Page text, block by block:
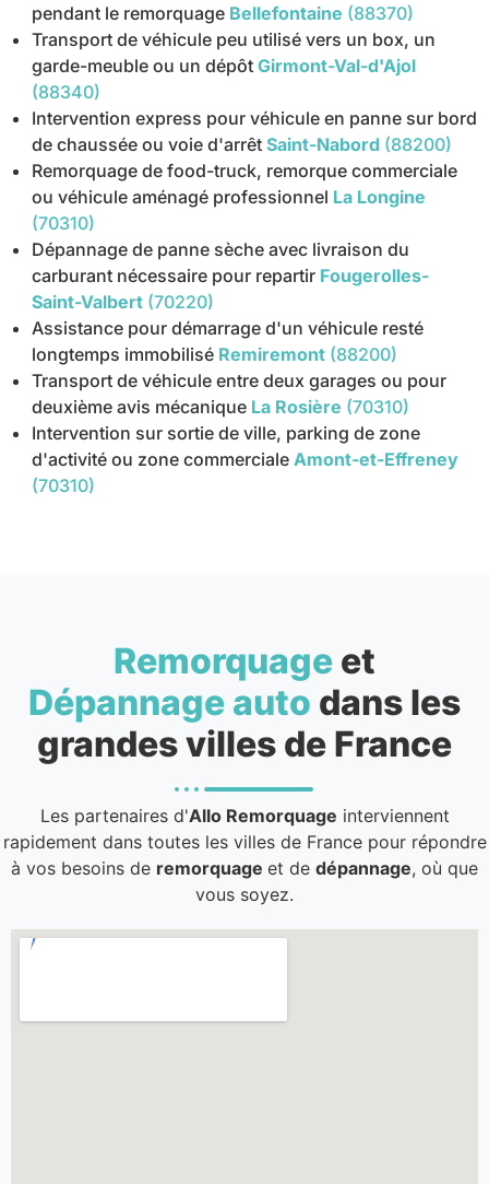
pendant le remorquage Bellefontaine (88370)
Transport de véhicule peu utilisé vers un box, un
garde-meuble ou un dépôt Girmont-Val-d'Ajol
(88340)
Intervention express pour véhicule en panne sur bord
de chaussée ou voie d'arrêt Saint-Nabord (88200)
Remorquage de food-truck, remorque commerciale
ou véhicule aménagé professionnel La Longine
(70310)
Dépannage de panne sèche avec livraison du
carburant nécessaire pour repartir Fougerolles-
Saint-Valbert (70220)
Assistance pour démarrage d'un véhicule resté
longtemps immobilisé Remiremont (88200)
Transport de véhicule entre deux garages ou pour
deuxième avis mécanique La Rosière (70310)
Intervention sur sortie de ville, parking de zone
d'activité ou zone commerciale Amont-et-Effreney
(70310)
Remorquage et
Dépannage auto dans les
grandes villes de France
Les partenaires d'Allo Remorquage interviennent
rapidement dans toutes les villes de France pour répondre
à vos besoins de remorquage et de dépannage, où que
vous soyez.